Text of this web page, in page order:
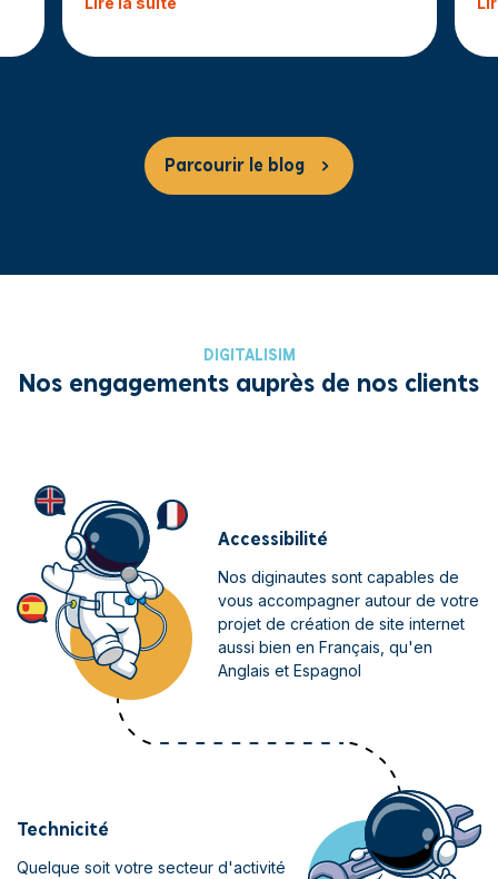
Parcourir le blog
DIGITALISIM
Nos engagements auprès de nos clients
Accessibilité
Nos diginautes sont capables de
vous accompagner autour de votre
projet de création de site internet
aussi bien en Français, qu'en
Anglais et Espagnol
Technicité
Quelque soit votre secteur d'activité